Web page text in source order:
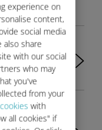
experience on
content,
social media
also share
with our social
who may
you've
from your
with
all cookies" if